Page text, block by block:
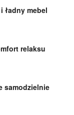
ładny mebel
relaksu
samodzielnie